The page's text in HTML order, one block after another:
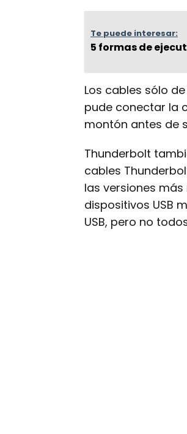
Te puede interesar:
5 formas de
Los cables sólo
pude conectar la
montón antes de
Thunderbolt
cables
las versiones
dispositivos USB
USB, pero no